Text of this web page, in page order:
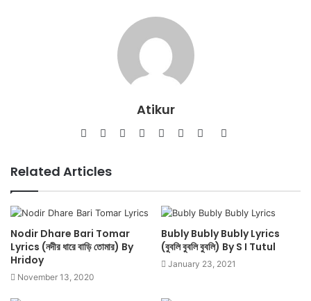
Atikur
WebsiteFacebook
TwitterLinkedInYouTubePinterestInstagram
SoundCloud
Related Articles
Nodir Dhare Bari Tomar
Lyrics (নদীর ধারে বাড়ি তোমার) By
Hridoy
November 13, 2020
Bubly Bubly Bubly Lyrics
(বুবলি বুবলি বুবলি) By S I Tutul
January 23, 2021